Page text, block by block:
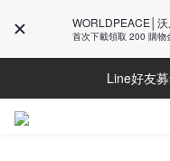
WORLDPEACE│
首次下載領取 200 購物
Line好友
Line好友
防詐騙提醒!請勿聽